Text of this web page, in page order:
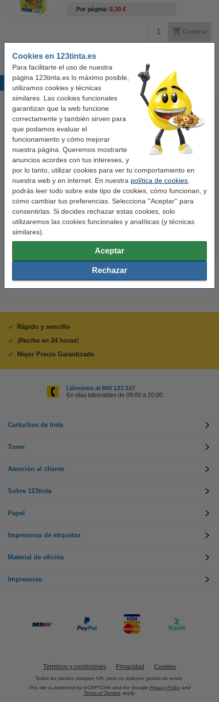
Cookies en 123tinta.es
Para facilitarte el uso de nuestra
página 123tinta.es lo máximo posible,
utilizamos cookies y técnicas
similares. Las cookies funcionales
garantizan que la web funcione
correctamente y también sirven para
que podamos evaluar el
funcionamiento y cómo mejorar
nuestra página. Queremos mostrarte
anuncios acordes con tus intereses, y
por lo tanto, utilizar cookies para ver tu comportamiento en
nuestra web y en internet. En nuestra política de cookies
podrás leer todo sobre este tipo de cookies, cómo funcionan, y
cómo cambiar tus preferencias. Selecciona ''Aceptar'' para
consentirlas. Si decides rechazar estas cookies, solo
utilizaremos las cookies funcionales y analíticas (y técnicas
similares).
Aceptar
Rechazar
Por página 0,30 €
Comprar
Productos destacados
123tinta Papel fotográfico
Premium Glossy brillo alto | 10 x
15 cm | 260g | 100 hojas
10,50 € Incl. 21% IVA
123tinta Pilas Alcalinas Xtreme
Power AA - LR06 - MN1500 - 24
unidades
14,50 € Incl. 21% IVA
Rápido y sencillo
¡Recibe en 24 horas!
Mejor Precio Garantizado
Llámanos al 900 123 247
En días laborables de 09:00 a 20:00.
Cartuchos de tinta
Toner
Atención al cliente
Sobre 123tinta
Papel
Impresoras de etiquetas
Material de oficina
Impresoras
Términos y condiciones Privacidad Cookies
Todos los precios incluyen IVA, pero no incluyen gastos de envío.
This site is protected by reCAPTCHA and the Google Privacy Policy and
Terms of Service apply.